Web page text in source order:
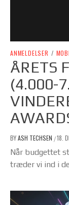
ANMELDELSER /
ÅRETS
(4.000-
BYASH TECHSEN /18.
Når budgettet
træder vi ind i